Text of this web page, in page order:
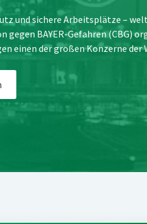
und sichere Arbeitsplätze –
gegen BAYER-Gefahren (CBG)
einen der großen Konzerne der